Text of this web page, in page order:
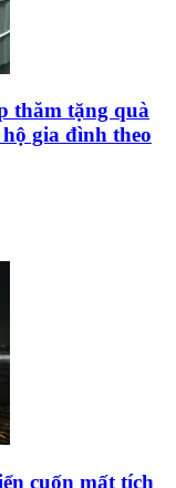
thăm tặng quà
gia đình theo
cuốn mất tích